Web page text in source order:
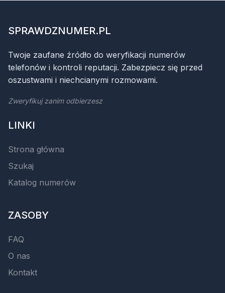
SPRAWDZNUMER.PL
Twoje zaufane źródło do weryfikacji numerów
telefonów i kontroli reputacji. Zabezpiecz się przed
oszustwami i niechcianymi rozmowami.
Zweryfikuj zanim odbierzesz
LINKI
Strona główna
Szukaj
Katalog numerów
ZASOBY
FAQ
O nas
Kontakt